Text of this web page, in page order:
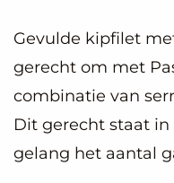
Gevulde kipfilet
gerecht om met
combinatie van
Dit gerecht staat
gelang het aantal